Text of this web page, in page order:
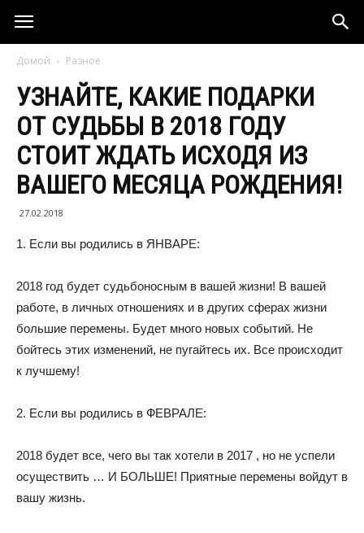
Домой Разное
УЗНАЙТЕ, КАКИЕ ПОДАРКИ
ОТ СУДЬБЫ В 2018 ГОДУ
СТОИТ ЖДАТЬ ИСХОДЯ ИЗ
ВАШЕГО МЕСЯЦА РОЖДЕНИЯ!
27.02.2018
1. Если вы родились в ЯНВАРЕ:
2018 год будет судьбоносным в вашей жизни! В вашей
работе, в личных отношениях и в других сферах жизни
большие перемены. Будет много новых событий. Не
бойтесь этих изменений, не пугайтесь их. Все происходит
к лучшему!
2. Если вы родились в ФЕВРАЛЕ:
2018 будет все, чего вы так хотели в 2017 , но не успели
осуществить … И БОЛЬШЕ! Приятные перемены войдут в
вашу жизнь.